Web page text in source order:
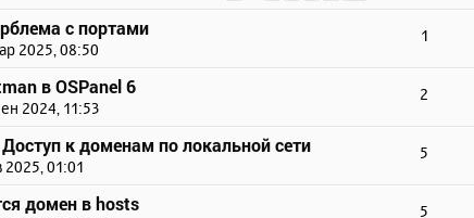
с портами
2025, 08:50
1
в OSPanel 6
2024, 11:53
2
Доступ к доменам по локальной сети
2025, 01:01
5
домен в hosts 5